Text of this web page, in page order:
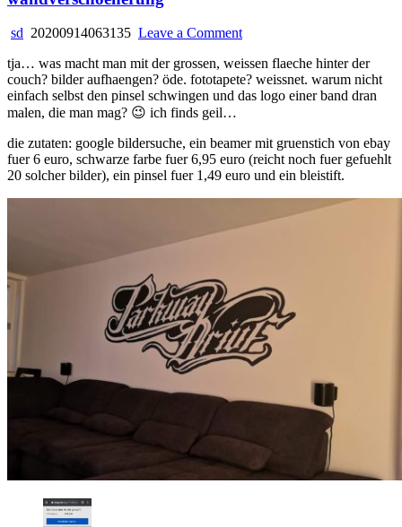
sd 20200914063135 Leave a Commenton
tja… was macht man mit der grossen, weissen flaeche hinter der
couch? bilder aufhaengen? öde. fototapete? weissnet. warum nicht
einfach selbst den pinsel schwingen und das logo einer band dran
malen, die man mag? 😉 ich finds geil…
die zutaten: google bildersuche, ein beamer mit gruenstich von ebay
fuer 6 euro, schwarze farbe fuer 6,95 euro (reicht noch fuer gefuehlt
20 solcher bilder), ein pinsel fuer 1,49 euro und ein bleistift.